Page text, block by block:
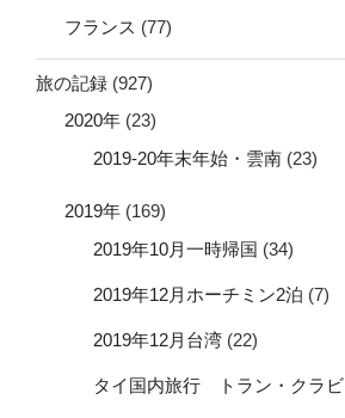
フランス (77)
旅の記録 (927)
2020年 (23)
2019-20年末年始・雲南 (23)
2019年 (169)
2019年10月一時帰国 (34)
2019年12月ホーチミン2泊 (7)
2019年12月台湾 (22)
タイ国内旅行 トラン・クラビ